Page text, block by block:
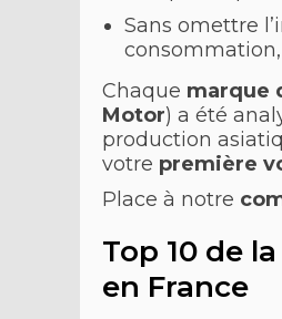
Sans omettre
Chaque marque
Motor) a été
production
votre première
Place à notre
Top 10 de
en France